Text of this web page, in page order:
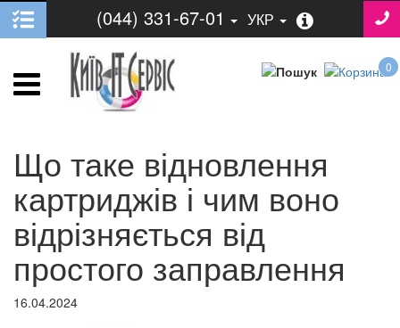
(044) 331-67-01 УКР
0
Що таке відновлення
картриджів і чим воно
відрізняється від
простого заправлення
16.04.2024